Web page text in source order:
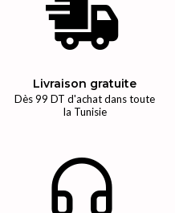
Livraison gratuite
Dès 99 DT d'achat dans toute
la Tunisie